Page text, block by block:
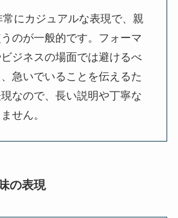
常にカジュアルな表現で、親
のが一般的です。フォーマ
ジネスの場面では避けるべ
急いでいることを伝えるた
なので、長い説明や丁寧な
せん。
の表現